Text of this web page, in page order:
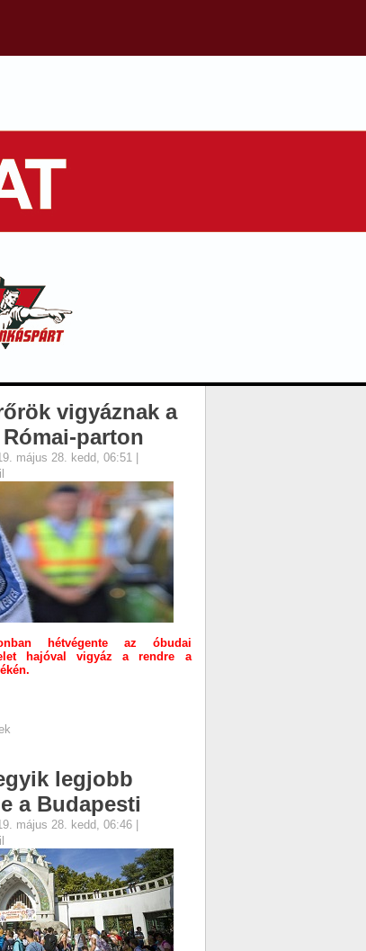
vigyáznak a
parton
május 28. kedd, 06:51
hétvégente az óbudai
hajóval vigyáz a rendre a
legjobb
a Budapesti
május 28. kedd, 06:46